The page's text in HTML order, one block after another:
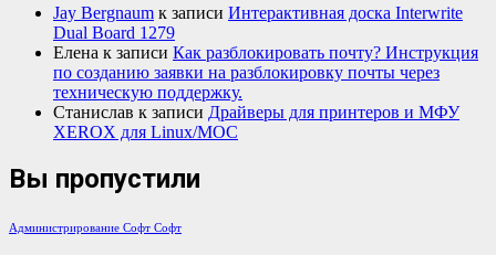
Jay Bergnaum к записи Интерактивная доска Interwrite
Dual Board 1279
Елена к записи Как разблокировать почту? Инструкция
по созданию заявки на разблокировку почты через
техническую поддержку.
Станислав к записи Драйверы для принтеров и МФУ
XEROX для Linux/МОС
Вы пропустили
Администрирование Софт Софт